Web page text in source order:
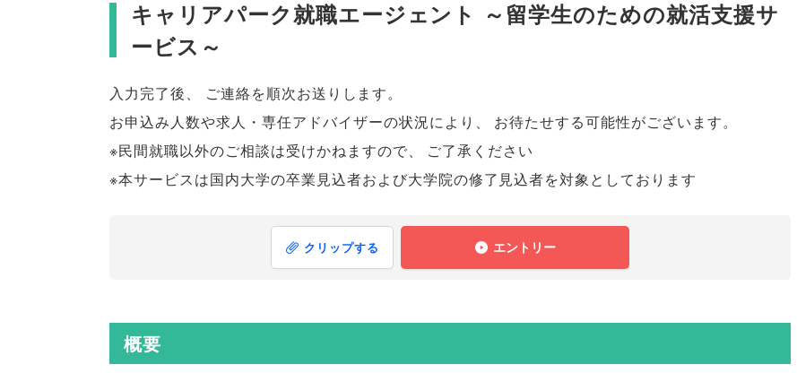
キャリアパーク就職エージェント ～留学生のための就活支援サ
ービス～
入力完了後、 ご連絡を順次お送りします。
お申込み人数や求人・専任アドバイザーの状況により 、 お待たせする可能性がございます。
※民間就職以外のご相談は受けかねますので、
ご了承ください
※本サービスは国内大学の卒業見込者および大学院の修了見込者を対象としております
クリップする エントリー
概要